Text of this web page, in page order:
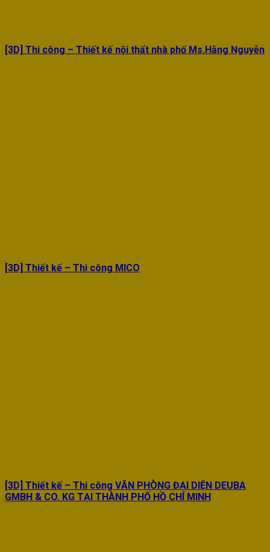
[3D] Thi công – Thiết kế nội thất nhà phố Ms.Hằng Nguyễn
[3D] Thiết kế – Thi công MICO
[3D] Thiết kế – Thi công VĂN PHÒNG ĐẠI DIỆN DEUBA
GMBH & CO. KG TẠI THÀNH PHỐ HỒ CHÍ MINH